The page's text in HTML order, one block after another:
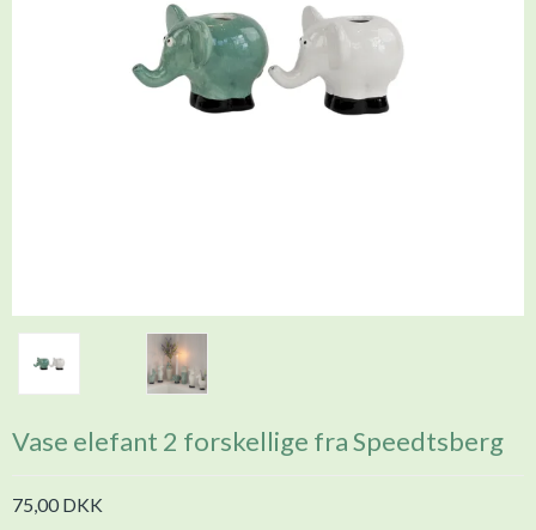
Vase elefant 2 forskellige fra Speedtsberg
75,00 DKK